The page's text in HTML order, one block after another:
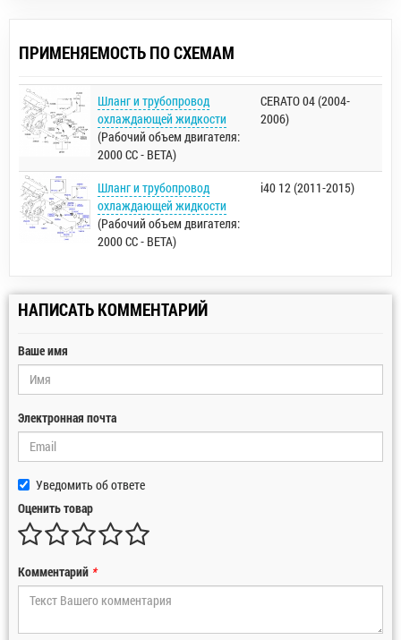
ПРИМЕНЯЕМОСТЬ ПО СХЕМАМ
Шланг и трубопровод
охлаждающей жидкости
(Рабочий объем двигателя:
2000 CC - BETA)
CERATO 04 (2004-
2006)
Шланг и трубопровод
охлаждающей жидкости
(Рабочий объем двигателя:
2000 CC - BETA)
i40 12 (2011-2015)
НАПИСАТЬ КОММЕНТАРИЙ
Ваше имя
Электронная почта
Уведомить об ответе
Оценить товар
Комментарий *